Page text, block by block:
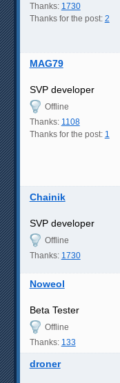
Thanks: 1730
Thanks for the post: 2
MAG79
SVP developer
Offline
Thanks: 1108
Thanks for the post: 1
Chainik
SVP developer
Offline
Thanks: 1730
Noweol
Beta Tester
Offline
Thanks: 133
droner